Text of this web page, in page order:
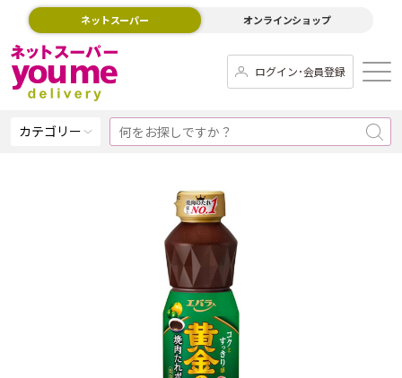
ネットスーパー オンラインショップ
ログイン･会員登録
カテゴリー